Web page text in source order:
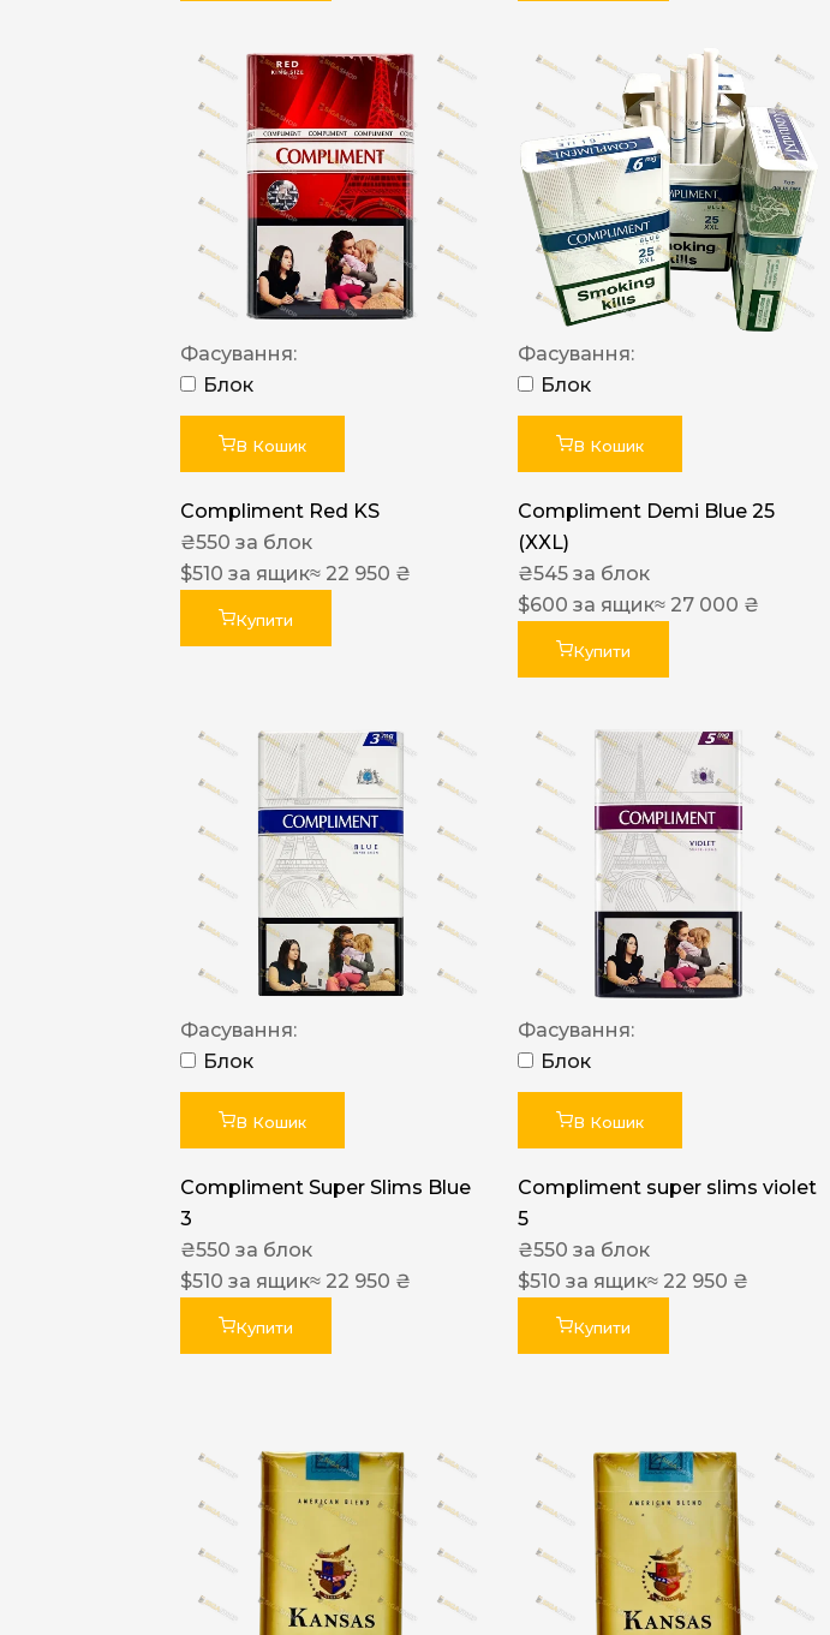
Фасування:
Блок
В Кошик
Compliment Red KS
₴550 за блок
$510 за ящик≈ 22 950 ₴
Купити
Фасування:
Блок
В Кошик
Compliment Demi Blue 25
(XXL)
₴545 за блок
$600 за ящик≈ 27 000 ₴
Купити
Фасування:
Блок
В Кошик
Compliment Super Slims Blue
3
₴550 за блок
$510 за ящик≈ 22 950 ₴
Купити
Фасування:
Блок
В Кошик
Compliment super slims violet
5
₴550 за блок
$510 за ящик≈ 22 950 ₴
Купити